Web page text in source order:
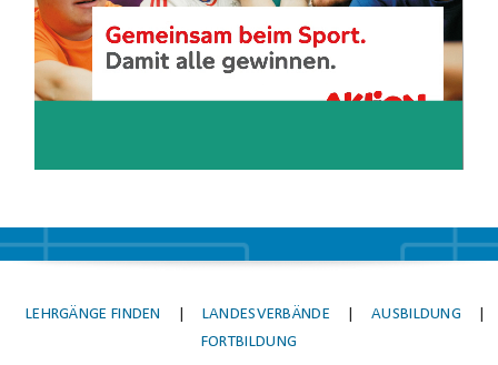
LEHRGÄNGE FINDEN LANDESVERBÄNDE AUSBILDUNG
FORTBILDUNG